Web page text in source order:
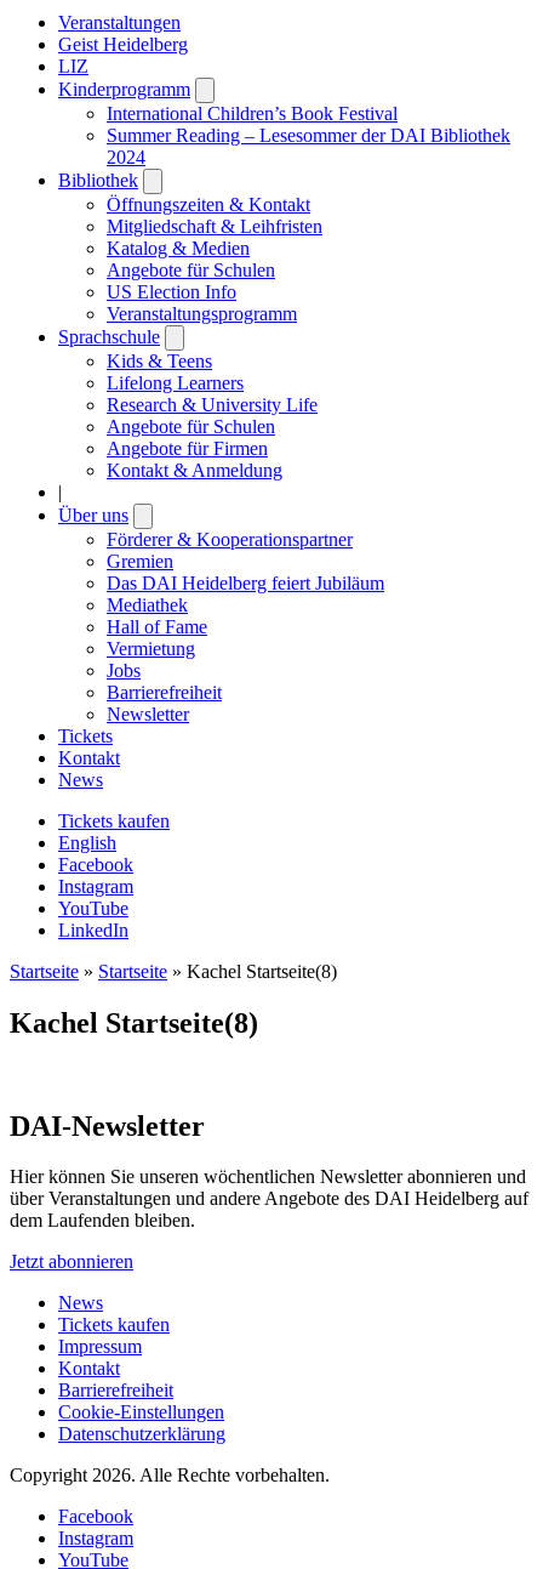
Veranstaltungen
Geist Heidelberg
LIZ
Kinderprogramm
submenu
International Children’s Book Festival
Summer Reading – Lesesommer der DAI Bibliothek
2024
Bibliothek
submenu
Öffnungszeiten & Kontakt
Mitgliedschaft & Leihfristen
Katalog & Medien
Angebote für Schulen
US Election Info
Veranstaltungsprogramm
Sprachschule
submenu
Kids & Teens
Lifelong Learners
Research & University Life
Angebote für Schulen
Angebote für Firmen
Kontakt & Anmeldung
|
Über uns
submenu
Förderer & Kooperationspartner
Gremien
Das DAI Heidelberg feiert Jubiläum
Mediathek
Hall of Fame
Vermietung
Jobs
Barrierefreiheit
Newsletter
Tickets
Kontakt
News
Tickets kaufen
English
Facebook
Instagram
YouTube
LinkedIn
Startseite » Startseite » Kachel Startseite(8)
Kachel Startseite(8)
DAI-Newsletter
Hier können Sie unseren wöchentlichen Newsletter abonnieren und
über Veranstaltungen und andere Angebote des DAI Heidelberg auf
dem Laufenden bleiben.
Jetzt abonnieren
News
Tickets kaufen
Impressum
Kontakt
Barrierefreiheit
Cookie-Einstellungen
Datenschutzerklärung
Copyright 2026. Alle Rechte vorbehalten.
Facebook
Instagram
YouTube